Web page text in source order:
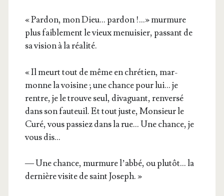
« Par­don, mon Dieu… par­don !…» mur­mure
plus fai­ble­ment le vieux menui­sier, pas­sant de
sa vision à la réalité.
« Il meurt tout de même en chré­tien, mar­
monne la voi­sine ; une chance pour lui… je
rentre, je le trouve seul, diva­guant, ren­ver­sé
dans son fau­teuil. Et tout juste, Mon­sieur le
Curé, vous pas­siez dans la rue… Une chance, je
vous dis…
— Une chance, mur­mure l’ab­bé, ou plu­tôt… la
der­nière visite de saint Joseph. »